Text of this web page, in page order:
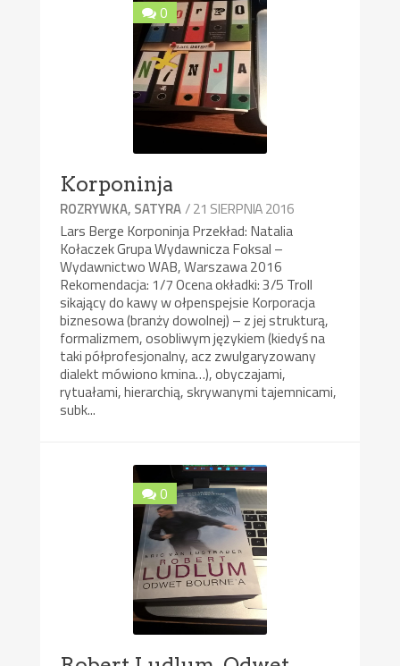
0
Korponinja
ROZRYWKA, SATYRA/ 21 SIERPNIA 2016
Lars Berge Korponinja Przekład: Natalia
Kołaczek Grupa Wydawnicza Foksal –
Wydawnictwo WAB, Warszawa 2016
Rekomendacja: 1/7 Ocena okładki: 3/5 Troll
sikający do kawy w ołpenspejsie Korporacja
biznesowa (branży dowolnej) – z jej strukturą,
formalizmem, osobliwym językiem (kiedyś na
taki półprofesjonalny, acz zwulgaryzowany
dialekt mówiono kmina…), obyczajami,
rytuałami, hierarchią, skrywanymi tajemnicami,
subk...
0